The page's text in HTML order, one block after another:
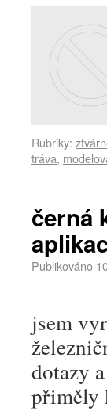
Rubriky:
tráva,
černá
Publikováno
jsem
dotazy
přiměly